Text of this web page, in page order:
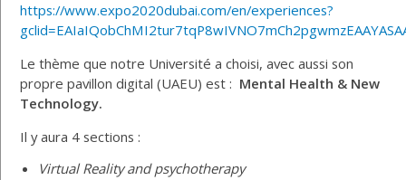
https://www.expo2020dubai.com/en/experiences?
Le thème que notre Université a choisi, avec aussi son
propre pavillon digital (UAEU) est : Mental Health & New
Technology.
Il y aura 4 sections :
Virtual Reality and psychotherapy